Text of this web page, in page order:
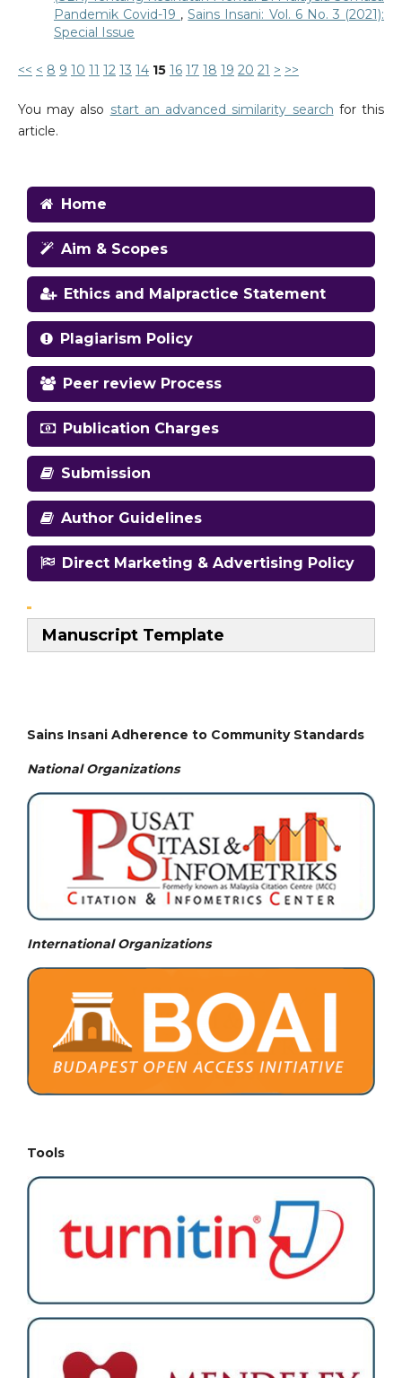
Pandemik Covid-19 ,Sains Insani: Vol. 6 No. 3 (2021):
Special Issue
<< < 8 9 10 11 12 13 14 15 16 17 18 19 20 21 > >>
You may also start an advanced similarity search for this
article.
Home
Aim & Scopes
Ethics and Malpractice Statement
Plagiarism Policy
Peer review Process
Publication Charges
Submission
Author Guidelines
Direct Marketing & Advertising Policy
Manuscript Template
Sains Insani Adherence to Community Standards
National Organizations
International Organizations
Tools